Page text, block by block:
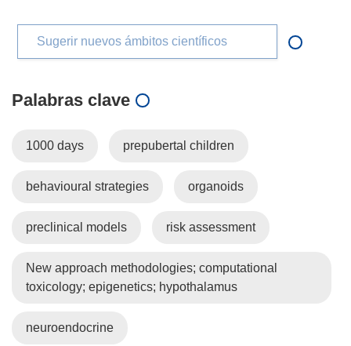
Sugerir nuevos ámbitos científicos
Palabras clave
1000 days prepubertal children
behavioural strategies organoids
preclinical models risk assessment
New approach methodologies; computational
toxicology; epigenetics; hypothalamus
neuroendocrine